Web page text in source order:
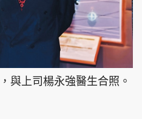
與上司楊永強醫生合照。